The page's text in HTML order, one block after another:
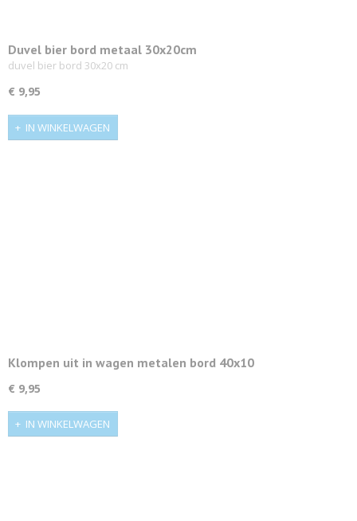
Duvel bier bord metaal 30x20cm
duvel bier bord 30x20 cm
€ 9,95
IN WINKELWAGEN
Klompen uit in wagen metalen bord 40x10
€ 9,95
IN WINKELWAGEN